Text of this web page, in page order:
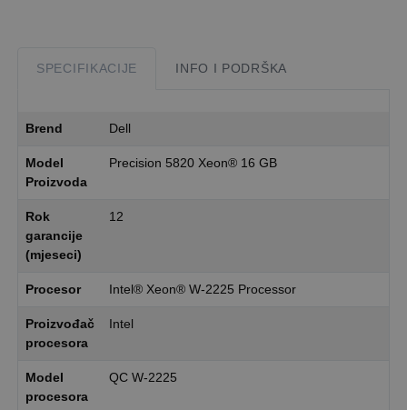
SPECIFIKACIJE INFO I PODRŠKA
Brend Dell
Model
Proizvoda
Precision 5820 Xeon® 16 GB
Rok
garancije
(mjeseci)
12
Procesor Intel® Xeon® W-2225 Processor
Proizvođač
procesora
Intel
Model
procesora
QC W-2225